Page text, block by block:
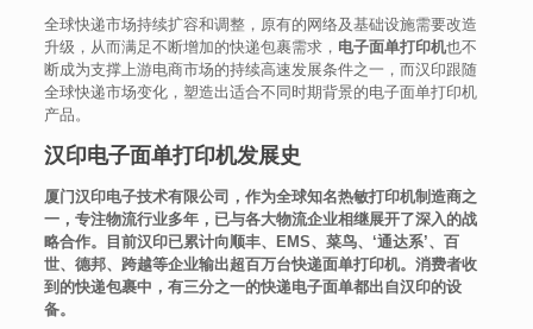
全球快递市场持续扩容和调整，原有的网络及基础设施需要改造
升级，从而满足不断增加的快递包裹需求， 电子面单打印机也不
断成为支撑上游电商市场的持续高速发展条件之一，而汉印跟随
全球快递市场变化，塑造出适合不同时期背景的电子面单打印机
产品。
汉印电子面单打印机发展史
厦门汉印电子技术有限公司，作为全球知名热敏打印机制造商之
一，专注物流行业多年，已与各大物流企业相继展开了深入的战
略合作。目前汉印已累计向顺丰、EMS、菜鸟、‘通达系’、百
世、德邦、跨越等企业输出超百万台快递面单打印机。消费者收
到的快递包裹中，有三分之一的快递电子面单都出自汉印的设
备。